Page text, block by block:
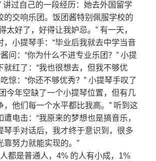
讲过自己的一段经历：她去外国留学
的交响乐团。饭团酱特别佩服学校的
太好了，好得让我妒忌。” 有一天，
，小提琴手：“毕业后我就去中学当音
问：“你为什么不进专业乐团？” 小提
就红了：“我也很想去，但我不够优
惊：“你还不够优秀？” 小提琴手叹了
今年空缺了一个小提琴位置，但有几
，他们每一个水平都比我高。” 听到这
电击：“我原来的梦想也是搞音乐，
琴手对话后，我才终于意识到，很多
靠努力就能实现的。”
都是普通人，4% 的人有小成，1%